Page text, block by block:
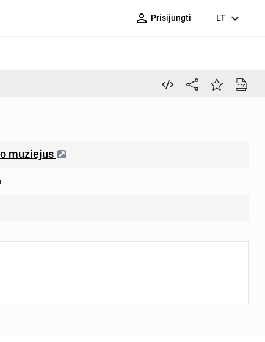
person_outline Prisijungti LT expand_more
muziejus